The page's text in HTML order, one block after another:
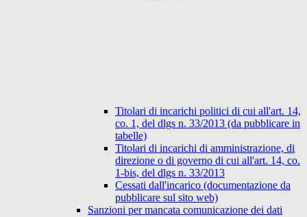
Titolari di incarichi politici di cui all'art. 14,
co. 1, del dlgs n. 33/2013 (da pubblicare in
tabelle)
Titolari di incarichi di amministrazione, di
direzione o di governo di cui all'art. 14, co.
1-bis, del dlgs n. 33/2013
Cessati dall'incarico (documentazione da
pubblicare sul sito web)
Sanzioni per mancata comunicazione dei dati